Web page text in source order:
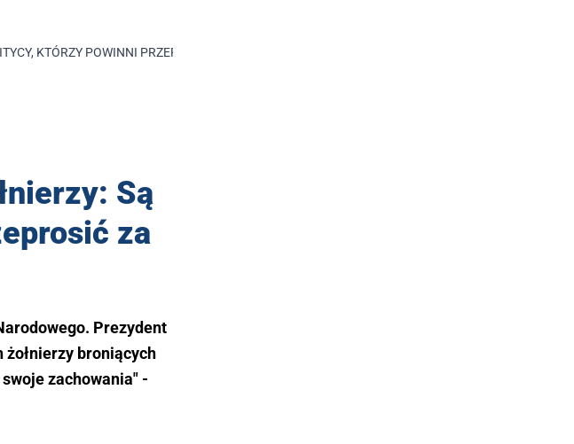
KTÓRZY POWINNI PRZEPROSIĆ ZA SWOJE ZACHOWANIA
Są
za
Prezydent
broniących
zachowania" -